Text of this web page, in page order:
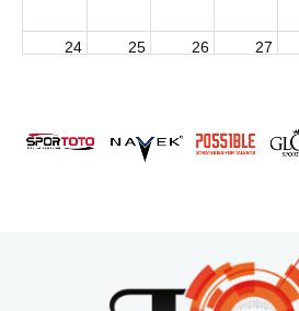
24 25 26 27